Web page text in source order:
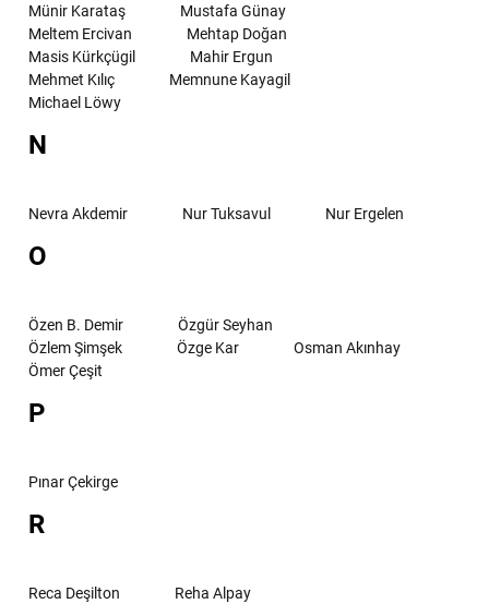
Münir Karataş
Mustafa Günay
Meltem Ercivan
Mehtap Doğan
Masis Kürkçügil
Mahir Ergun
Mehmet Kılıç
Memnune Kayagil
Michael Löwy
N
Nevra Akdemir Nur Tuksavul Nur Ergelen
O
Özen B. Demir
Özgür Seyhan
Özlem Şimşek
Özge Kar
Osman Akınhay
Ömer Çeşit
P
Pınar Çekirge
R
Reca Deşilton Reha Alpay